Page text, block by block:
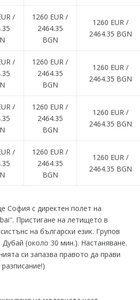
∕
1260 EUR ∕
2464.35
BGN
1260 EUR ∕
2464.35 BGN
∕
1260 EUR ∕
2464.35
BGN
1260 EUR ∕
2464.35 BGN
∕
1260 EUR ∕
2464.35
BGN
1260 EUR ∕
2464.35 BGN
∕
1260 EUR ∕
2464.35
BGN
1260 EUR ∕
2464.35 BGN
София с директен полет на
Пристигане на летището в
на български език. Групов
(около 30 мин.). Настаняване.
си запазва правото да прави